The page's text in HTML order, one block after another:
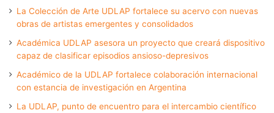
La Colección de Arte UDLAP fortalece su acervo con nuevas
obras de artistas emergentes y consolidados
Académica UDLAP asesora un proyecto que creará dispositivo
capaz de clasificar episodios ansioso-depresivos
Académico de la UDLAP fortalece colaboración internacional
con estancia de investigación en Argentina
La UDLAP, punto de encuentro para el intercambio científico